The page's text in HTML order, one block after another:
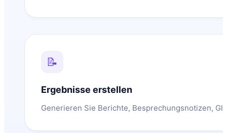
📝
Ergebnisse erstellen
Generieren Sie Berichte, Besprechungsnotizen,